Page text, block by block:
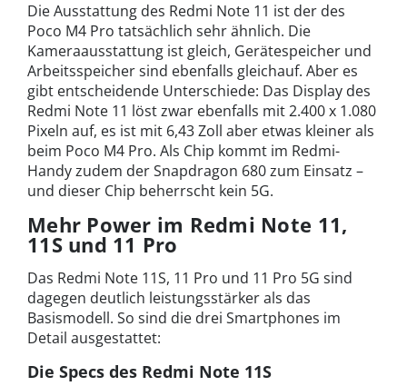
Die Ausstattung des Redmi Note 11 ist der des
Poco M4 Pro tatsächlich sehr ähnlich. Die
Kameraausstattung ist gleich, Gerätespeicher und
Arbeitsspeicher sind ebenfalls gleichauf. Aber es
gibt entscheidende Unterschiede: Das Display des
Redmi Note 11 löst zwar ebenfalls mit 2.400 x 1.080
Pixeln auf, es ist mit 6,43 Zoll aber etwas kleiner als
beim Poco M4 Pro. Als Chip kommt im Redmi-
Handy zudem der Snapdragon 680 zum Einsatz –
und dieser Chip beherrscht kein 5G.
Mehr Power im Redmi Note 11,
11S und 11 Pro
Das Redmi Note 11S, 11 Pro und 11 Pro 5G sind
dagegen deutlich leistungsstärker als das
Basismodell. So sind die drei Smartphones im
Detail ausgestattet:
Die Specs des Redmi Note 11S